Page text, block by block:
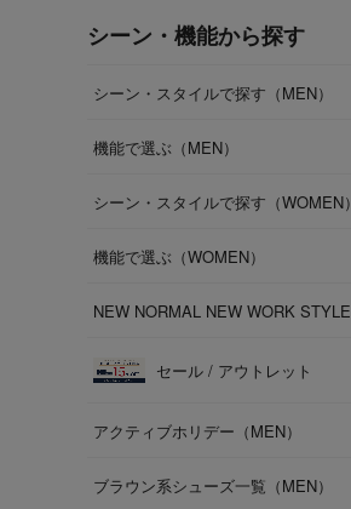
シーン・機能から探す
シーン・スタイルで探す（MEN）
機能で選ぶ（MEN）
シーン・スタイルで探す（WOMEN）
機能で選ぶ（WOMEN）
NEW NORMAL NEW WORK STYLE
セール / アウトレット
アクティブホリデー（MEN）
ブラウン系シューズ一覧（MEN）